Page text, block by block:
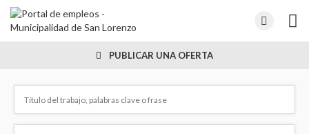
PUBLICAR UNA OFERTA